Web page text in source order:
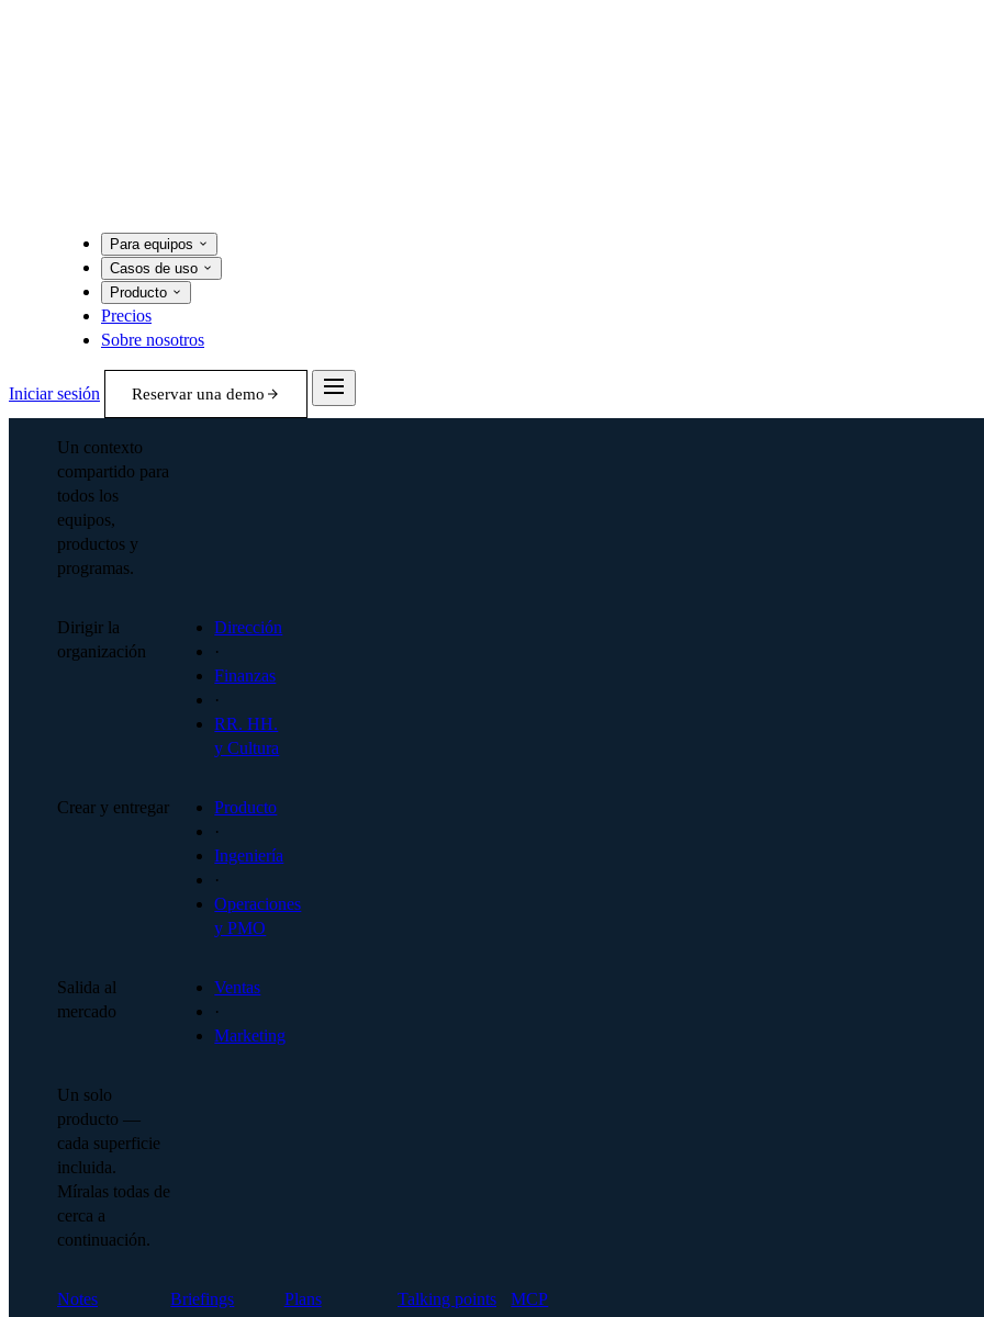
Para equipos
Casos de uso
Producto
Precios
Sobre nosotros
Iniciar sesión Reservar una demo
Un contexto
compartido para
todos los
equipos,
productos y
programas.
Dirigir la
organización
Dirección
·
Finanzas
·
RR. HH.
y Cultura
Crear y entregar
Producto
·
Ingeniería
·
Operaciones
y PMO
Salida al
mercado
Ventas
·
Marketing
Un solo
producto —
cada superficie
incluida.
Míralas todas de
cerca a
continuación.
Notes Briefings Plans Talking points MCP